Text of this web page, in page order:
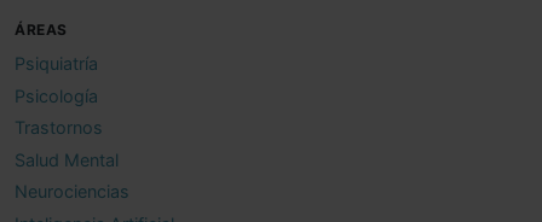
ÁREAS
Psiquiatría
Psicología
Trastornos
Salud Mental
Neurociencias